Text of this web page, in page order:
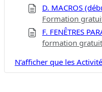
D. MACROS
Formation
F. FENÊTRES
formation
N’afficher que les